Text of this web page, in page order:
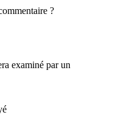
?
examiné par un